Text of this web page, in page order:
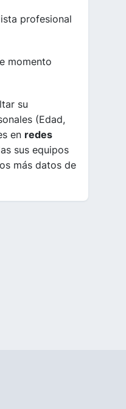
profesional
momento
su
(Edad,
en redes
sus equipos
más datos de